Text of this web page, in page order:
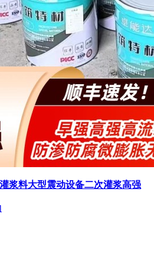
浆料大型震动设备二次灌浆高强